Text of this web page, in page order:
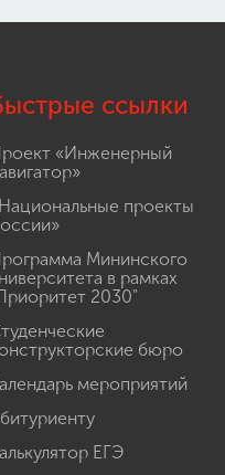
ссылки
«Инженерный
проекты
Мининского
в рамках
2030"
бюро
мероприятий
ЕГЭ